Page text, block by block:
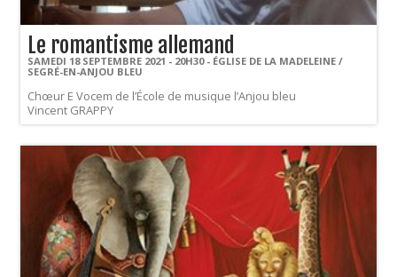
Le romantisme allemand
SAMEDI 18 SEPTEMBRE 2021 - 20H30 - ÉGLISE DE LA MADELEINE /
SEGRÉ-EN-ANJOU BLEU
Chœur E Vocem de l’École de musique l’Anjou bleu
Vincent GRAPPY